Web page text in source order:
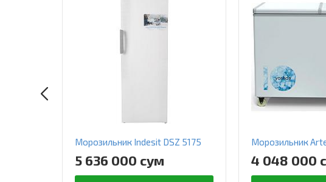
Морозильник Indesit DSZ 5175
5 636 000 сум
Морозильник
4 048 000